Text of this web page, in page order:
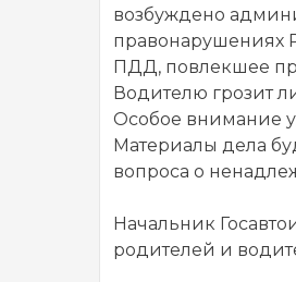
возбуждено
правонарушениях
ПДД, повлекшее
Водителю грозит
Особое внимание
Материалы дела
вопроса о
Начальник
родителей и